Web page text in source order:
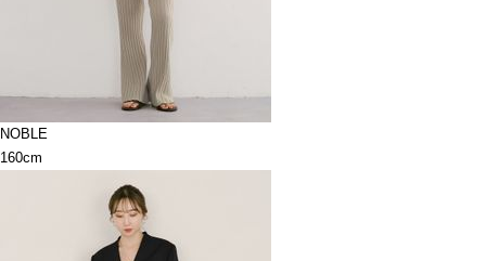
NOBLE
160cm